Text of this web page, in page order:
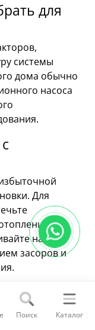
Поиск Каталог
для
системы
дома обычно
насоса
Для
насос.
засоров и